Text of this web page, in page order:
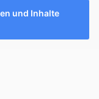
und Inhalte